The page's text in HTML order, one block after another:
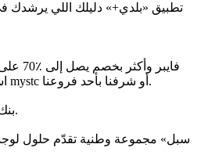
اشترك فيها من خلال mystc أو شرفنا بأحد فروعنا.
• بنك d360 بنك لك أنت.